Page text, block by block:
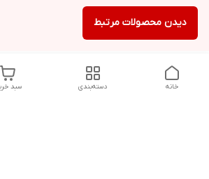
دیدن محصولات مرتبط
سبد خرید دسته‌بندی خانه